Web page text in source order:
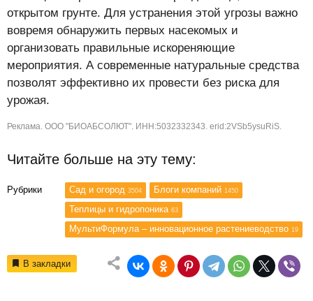
открытом грунте. Для устранения этой угрозы важно
вовремя обнаружить первых насекомых и
организовать правильные искореняющие
мероприятия. А современные натуральные средства
позволят эффективно их провести без риска для
урожая.
Реклама. ООО "БИОАБСОЛЮТ". ИНН:5032332343. erid:2VSb5ysuRiS.
Читайте больше на эту тему:
Рубрики Сад и огород 3504 Блоги компаний 1450
Теплицы и гидропоника 63
МультиФормула – инновационное растениеводство 19
В закладки